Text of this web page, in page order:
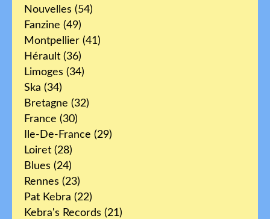
Nouvelles (54)
Fanzine (49)
Montpellier (41)
Hérault (36)
Limoges (34)
Ska (34)
Bretagne (32)
France (30)
Ile-De-France (29)
Loiret (28)
Blues (24)
Rennes (23)
Pat Kebra (22)
Kebra's Records (21)